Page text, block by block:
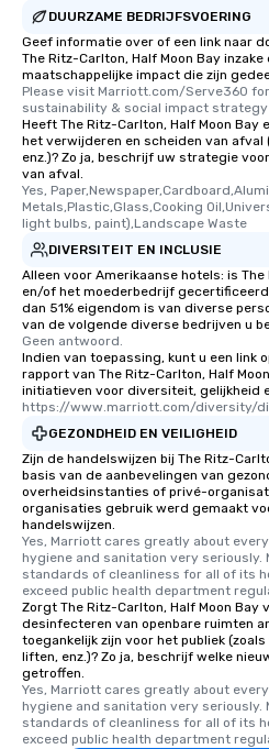
DUURZAME BEDRIJFSVOERING
Geef informatie over of een link naar
The Ritz-Carlton, Half Moon Bay
maatschappelijke impact die zijn
Please visit Marriott.com/Serve360
sustainability & social impact
Heeft The Ritz-Carlton, Half Moon
het verwijderen en scheiden van afval
enz.)? Zo ja, beschrijf uw strategie
van afval.
Yes,
Metals,Plastic,Glass,Cooking
light bulbs, paint),Landscape Waste
DIVERSITEIT EN INCLUSIE
Alleen voor Amerikaanse hotels: is
en/of het moederbedrijf
dan 51% eigendom is van diverse
van de volgende diverse bedrijven u
Geen antwoord.
Indien van toepassing, kunt u een link
rapport van The Ritz-Carlton, Half
initiatieven voor diversiteit, gelijkheid
https://www.marriott.com/diversity/
GEZONDHEID EN VEILIGHEID
Zijn de handelswijzen bij The Ritz-
basis van de aanbevelingen van
overheidsinstanties of privé-
organisaties gebruik werd gemaakt
handelswijzen.
Yes, Marriott cares greatly about
hygiene and sanitation very
standards of cleanliness for all of its
exceed public health department
Zorgt The Ritz-Carlton, Half Moon Bay
desinfecteren van openbare ruimten
toegankelijk zijn voor het publiek
liften, enz.)? Zo ja, beschrijf welke
getroffen.
Yes, Marriott cares greatly about
hygiene and sanitation very
standards of cleanliness for all of its
exceed public health department